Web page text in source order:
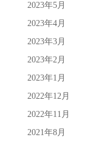
2023年5月
2023年4月
2023年3月
2023年2月
2023年1月
2022年12月
2022年11月
2021年8月